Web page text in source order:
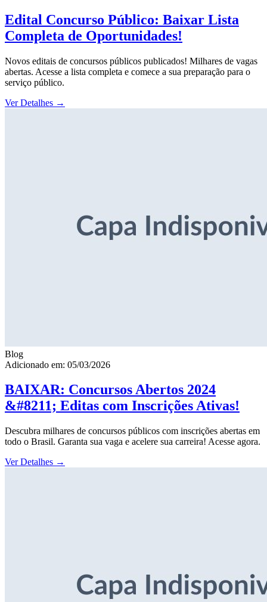
Edital Concurso Público: Baixar Lista
Completa de Oportunidades!
Novos editais de concursos públicos publicados! Milhares de vagas
abertas. Acesse a lista completa e comece a sua preparação para o
serviço público.
Ver Detalhes →
Blog
Adicionado em: 05/03/2026
BAIXAR: Concursos Abertos 2024
&#8211; Editas com Inscrições Ativas!
Descubra milhares de concursos públicos com inscrições abertas em
todo o Brasil. Garanta sua vaga e acelere sua carreira! Acesse agora.
Ver Detalhes →